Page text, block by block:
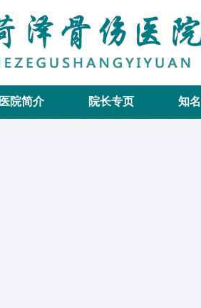
医院简介 院长专页 知